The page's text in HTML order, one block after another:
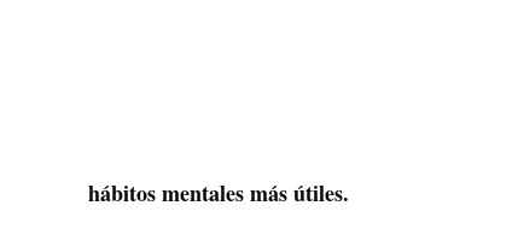
hábitos mentales más útiles.